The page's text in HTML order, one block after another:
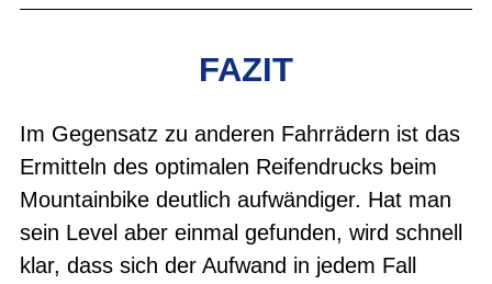
FAZIT
Im Gegensatz zu anderen Fahrrädern ist das
Ermitteln des optimalen Reifendrucks beim
Mountainbike deutlich aufwändiger. Hat man
sein Level aber einmal gefunden, wird schnell
klar, dass sich der Aufwand in jedem Fall